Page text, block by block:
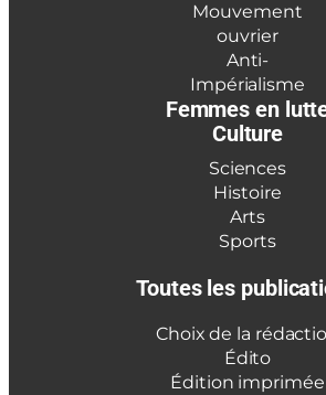
Mouvement
ouvrier
Anti-
Impérialisme
Femmes en
Culture
Sciences
Histoire
Arts
Sports
Toutes les
Choix de la
Édito
Édition imprimée